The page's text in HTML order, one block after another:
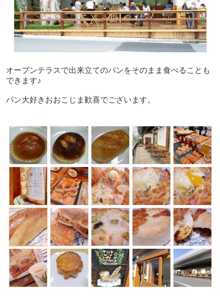
オープンテラスで出来立てのパンをそのまま食べることも
できます♪
パン大好きおおこじま歓喜でございます。